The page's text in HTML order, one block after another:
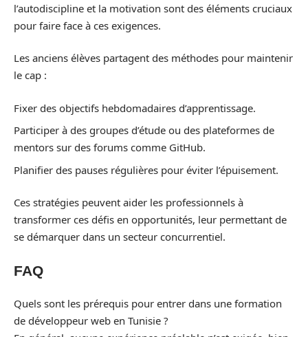
l’autodiscipline et la motivation sont des éléments cruciaux
pour faire face à ces exigences.
Les anciens élèves partagent des méthodes pour maintenir
le cap :
Fixer des objectifs hebdomadaires d’apprentissage.
Participer à des groupes d’étude ou des plateformes de
mentors sur des forums comme GitHub.
Planifier des pauses régulières pour éviter l’épuisement.
Ces stratégies peuvent aider les professionnels à
transformer ces défis en opportunités, leur permettant de
se démarquer dans un secteur concurrentiel.
FAQ
Quels sont les prérequis pour entrer dans une formation
de développeur web en Tunisie ?